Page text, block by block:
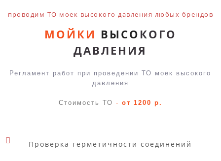
проводим ТО моек высокого давления любых брендов
МОЙКИ ВЫСО КОГО
ДАВЛЕНИЯ
Регламент работ при проведении ТО моек высокого
давления
Стоимость ТО - от 1200 р.
Проверка герметичности соединений